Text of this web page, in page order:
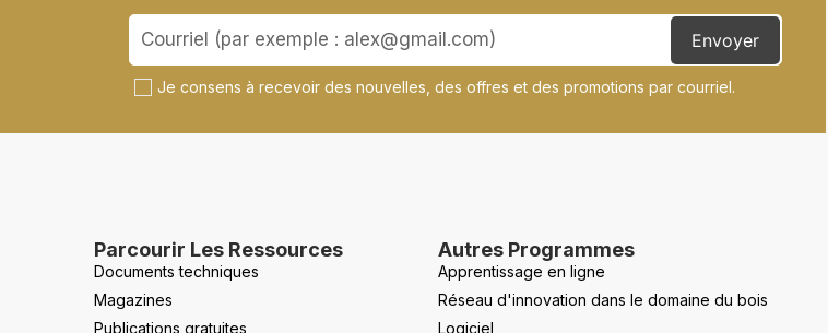
Je consens à recevoir des nouvelles, des offres et des promotions par courriel.
Envoyer
Parcourir Les Ressources
Documents techniques
Magazines
Publications gratuites
Autres Programmes
Apprentissage en ligne
Réseau d'innovation dans le domaine du bois
Logiciel